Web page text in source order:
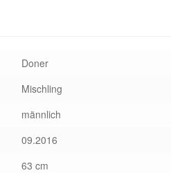
Doner
Mischling
männlich
09.2016
63 cm